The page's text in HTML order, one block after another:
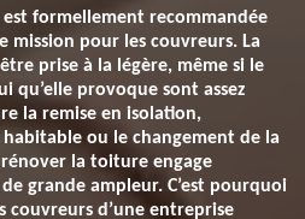
formellement recommandée
mission pour les couvreurs. La
prise à la légère, même si le
qu’elle provoque sont assez
la remise en isolation,
habitable ou le changement de la
la toiture engage
grande ampleur. C’est pourquoi
couvreurs d’une entreprise